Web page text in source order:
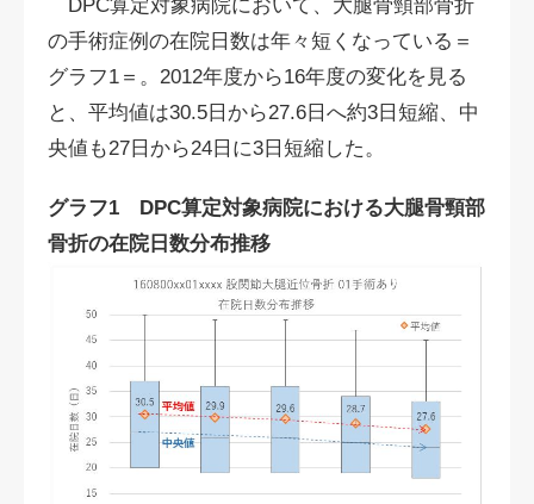
DPC算定対象病院において、大腿骨頸部骨折
の手術症例の在院日数は年々短くなっている＝
グラフ1＝。2012年度から16年度の変化を見る
と、平均値は30.5日から27.6日へ約3日短縮、中
央値も27日から24日に3日短縮した。
グラフ1 DPC算定対象病院における大腿骨頸部
骨折の在院日数分布推移